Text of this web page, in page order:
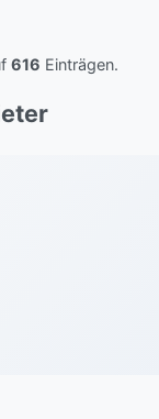
616 Einträgen.